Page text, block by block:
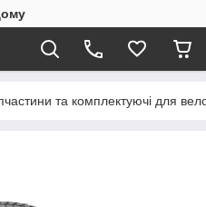
та комплектуючі для